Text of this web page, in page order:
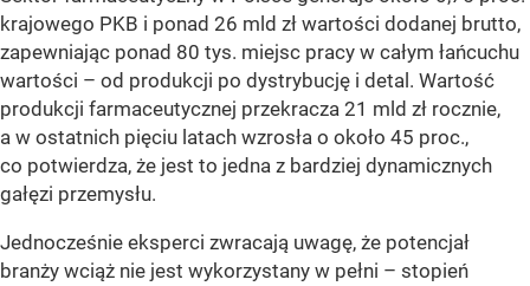
krajowego PKB i ponad 26 mld zł wartości dodanej brutto,
zapewniając ponad 80 tys. miejsc pracy w całym łańcuchu
wartości – od produkcji po dystrybucję i detal. Wartość
produkcji farmaceutycznej przekracza 21 mld zł rocznie,
a w ostatnich pięciu latach wzrosła o około 45 proc.,
co potwierdza, że jest to jedna z bardziej dynamicznych
gałęzi przemysłu.
Jednocześnie eksperci zwracają uwagę, że potencjał
branży wciąż nie jest wykorzystany w pełni – stopień